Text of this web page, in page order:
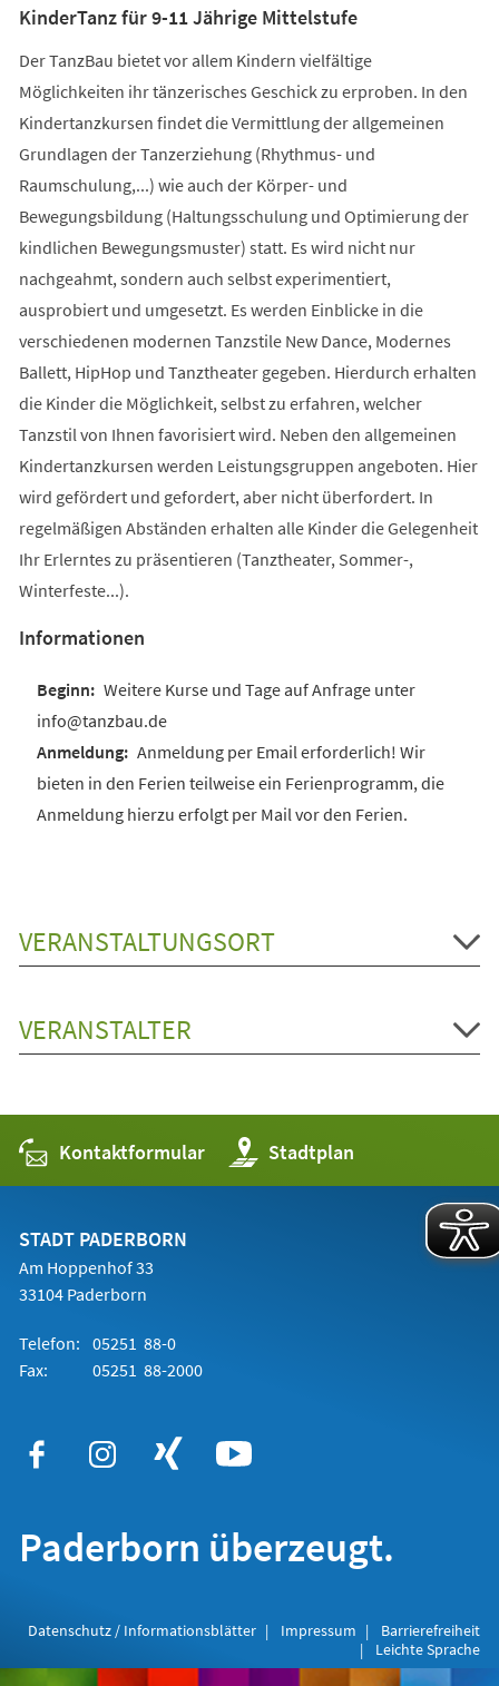
KinderTanz für 9-11 Jährige Mittelstufe
Der TanzBau bietet vor allem Kindern vielfältige
Möglichkeiten ihr tänzerisches Geschick zu erproben. In den
Kindertanzkursen findet die Vermittlung der allgemeinen
Grundlagen der Tanzerziehung (Rhythmus- und
Raumschulung,...) wie auch der Körper- und
Bewegungsbildung (Haltungsschulung und Optimierung der
kindlichen Bewegungsmuster) statt. Es wird nicht nur
nachgeahmt, sondern auch selbst experimentiert,
ausprobiert und umgesetzt. Es werden Einblicke in die
verschiedenen modernen Tanzstile New Dance, Modernes
Ballett, HipHop und Tanztheater gegeben. Hierdurch erhalten
die Kinder die Möglichkeit, selbst zu erfahren, welcher
Tanzstil von Ihnen favorisiert wird. Neben den allgemeinen
Kindertanzkursen werden Leistungsgruppen angeboten. Hier
wird gefördert und gefordert, aber nicht überfordert. In
regelmäßigen Abständen erhalten alle Kinder die Gelegenheit
Ihr Erlerntes zu präsentieren (Tanztheater, Sommer-,
Winterfeste...).
Informationen
Weitere Kurse und Tage auf Anfrage unter
info@tanzbau.de
Anmeldung per Email erforderlich! Wir
bieten in den Ferien teilweise ein Ferienprogramm, die
Anmeldung hierzu erfolgt per Mail vor den Ferien.
VERANSTALTUNGSORT
VERANSTALTER
Kontaktformular Stadtplan
(Öffnet
in
einem
STADT PADERBORN
Am Hoppenhof 33
33104 Paderborn
Telefon: 05251 88-0
Fax:
05251 88-2000
Paderborn überzeugt.
Datenschutz / Informationsblätter Impressum
Barrierefreiheit
Leichte Sprache